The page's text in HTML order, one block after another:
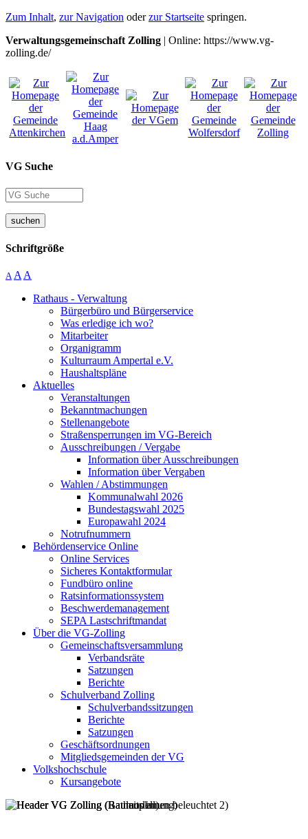
Zum Inhalt, zur Navigation oderzur Startseite springen.
Verwaltungsgemeinschaft Zolling | Online: https://www.vg-
zolling.de/
VG Suche
suchen
Schriftgröße
A A A
Rathaus - Verwaltung
Bürgerbüro und Bürgerservice
Was erledige ich wo?
Mitarbeiter
Organigramm
Kulturraum Ampertal e.V.
Haushaltspläne
Aktuelles
Veranstaltungen
Bekanntmachungen
Stellenangebote
Straßensperrungen im VG-Bereich
Ausschreibungen / Vergabe
Information über Ausschreibungen
Information über Vergaben
Wahlen / Abstimmungen
Kommunalwahl 2026
Bundestagswahl 2025
Europawahl 2024
Notrufnummern
Behördenservice Online
Online Services
Sicheres Kontaktformular
Fundbüro online
Ratsinformationssystem
Beschwerdemanagement
SEPA Lastschriftmandat
Über die VG-Zolling
Gemeinschaftsversammlung
Verbandsräte
Satzungen
Berichte
Schulverband Zolling
Schulverbandssitzungen
Berichte
Satzungen
Geschäftsordnungen
Mitgliedsgemeinden der VG
Volkshochschule
Kursangebote